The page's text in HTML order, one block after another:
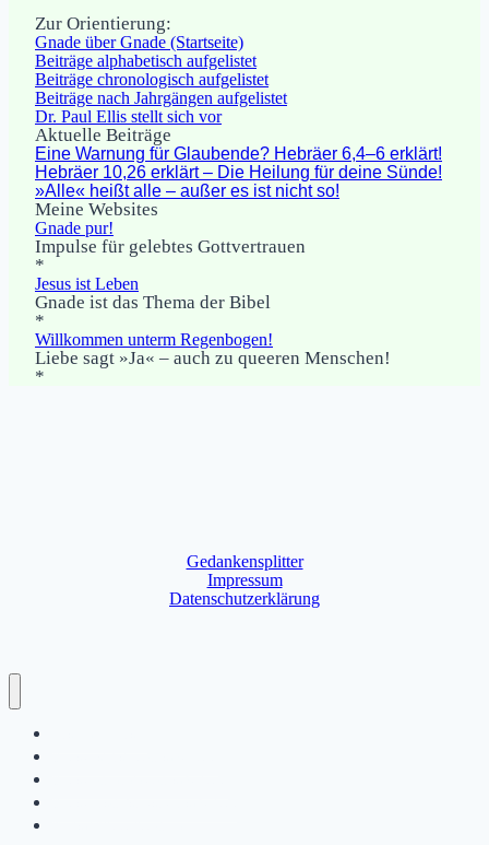
Zur Orientierung:
Gnade über Gnade (Startseite)
Beiträge alphabetisch aufgelistet
Beiträge chronologisch aufgelistet
Beiträge nach Jahrgängen aufgelistet
Dr. Paul Ellis stellt sich vor
Aktuelle Beiträge
Eine Warnung für Glaubende? Hebräer 6,4–6 erklärt!
Hebräer 10,26 erklärt – Die Heilung für deine Sünde!
»Alle« heißt alle – außer es ist nicht so!
Meine Websites
Gnade pur!
Impulse für gelebtes Gottvertrauen
*
Jesus ist Leben
Gnade ist das Thema der Bibel
*
Willkommen unterm Regenbogen!
Liebe sagt »Ja« – auch zu queeren Menschen!
*
Gedankensplitter
Impressum
Datenschutzerklärung